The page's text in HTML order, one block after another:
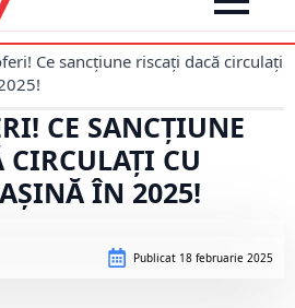
Ce sancțiune riscați dacă circulați
CE SANCȚIUNE
CIRCULAȚI CU
ÎN 2025!
Publicat 18 februarie 2025